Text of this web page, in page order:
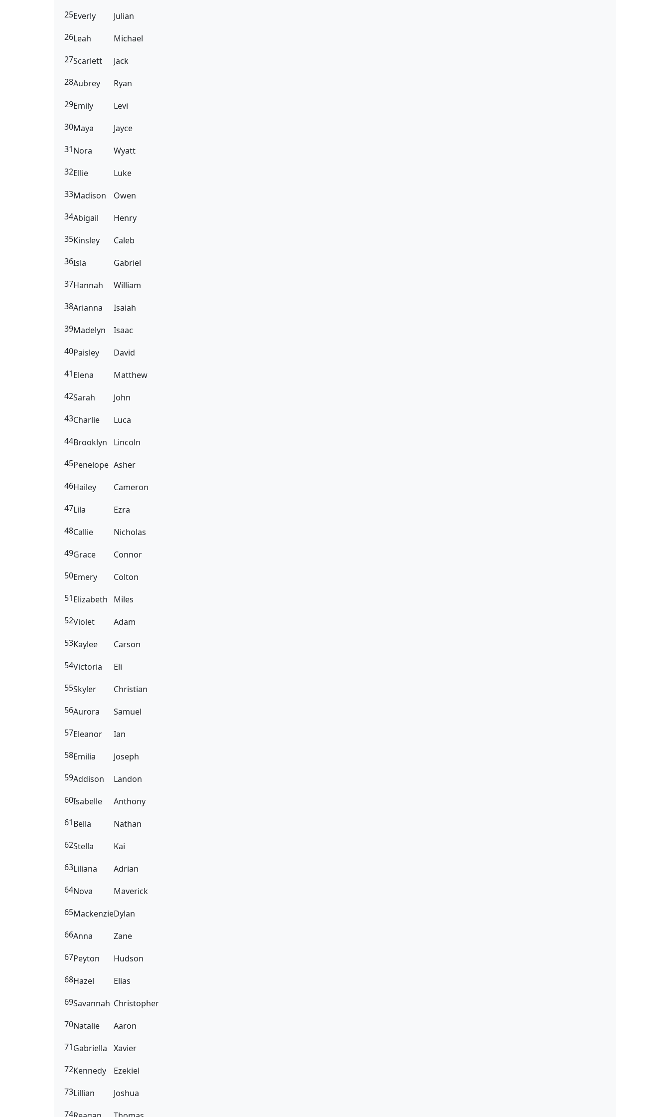
25Everly
Julian
26Leah
Michael
27Scarlett
Jack
28Aubrey
Ryan
29Emily
Levi
30Maya
Jayce
31Nora
Wyatt
32Ellie
Luke
33Madison
Owen
34Abigail
Henry
35Kinsley
Caleb
36Isla
Gabriel
37Hannah
William
38Arianna
Isaiah
39Madelyn
Isaac
40Paisley
David
41Elena
Matthew
42Sarah
John
43Charlie
Luca
44Brooklyn
Lincoln
45Penelope Asher
46Hailey
Cameron
47Lila
Ezra
48Callie
Nicholas
49Grace
Connor
50Emery
Colton
51Elizabeth
Miles
52Violet
Adam
53Kaylee
Carson
54Victoria
Eli
55Skyler
Christian
56Aurora
Samuel
57Eleanor
Ian
58Emilia
Joseph
59Addison
Landon
60Isabelle
Anthony
61Bella
Nathan
62Stella
Kai
63Liliana
Adrian
64Nova
Maverick
65MackenzieDylan
66Anna
Zane
67Peyton
Hudson
68Hazel
Elias
69Savannah Christopher
70Natalie
Aaron
71Gabriella
Xavier
72Kennedy
Ezekiel
73Lillian
Joshua
74